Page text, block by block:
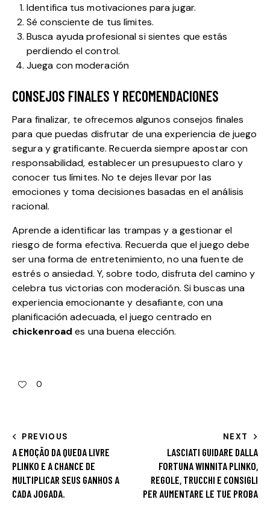
Identifica tus motivaciones para jugar.
Sé consciente de tus límites.
Busca ayuda profesional si sientes que estás
perdiendo el control.
Juega con moderación
CONSEJOS FINALES Y RECOMENDACIONES
Para finalizar, te ofrecemos algunos consejos finales
para que puedas disfrutar de una experiencia de juego
segura y gratificante. Recuerda siempre apostar con
responsabilidad, establecer un presupuesto claro y
conocer tus límites. No te dejes llevar por las
emociones y toma decisiones basadas en el análisis
racional.
Aprende a identificar las trampas y a gestionar el
riesgo de forma efectiva. Recuerda que el juego debe
ser una forma de entretenimiento, no una fuente de
estrés o ansiedad. Y, sobre todo, disfruta del camino y
celebra tus victorias con moderación. Si buscas una
experiencia emocionante y desafiante, con una
planificación adecuada, el juego centrado en
chickenroad es una buena elección.
0
PREVIOUS
A EMOÇÃO DA QUEDA LIVRE
PLINKO E A CHANCE DE
MULTIPLICAR SEUS GANHOS A
CADA JOGADA.
NEXT
LASCIATI GUIDARE DALLA
FORTUNA WINNITA PLINKO,
REGOLE, TRUCCHI E CONSIGLI
PER AUMENTARE LE TUE PROBA